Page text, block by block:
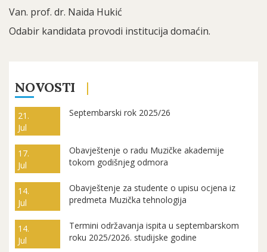
Van. prof. dr. Naida Hukić
Odabir kandidata provodi institucija domaćin.
NOVOSTI
21.
Jul
Septembarski rok 2025/26
17.
Jul
Obavještenje o radu Muzičke akademije
tokom godišnjeg odmora
14.
Jul
Obavještenje za studente o upisu ocjena iz
predmeta Muzička tehnologija
14.
Jul
Termini održavanja ispita u septembarskom
roku 2025/2026. studijske godine